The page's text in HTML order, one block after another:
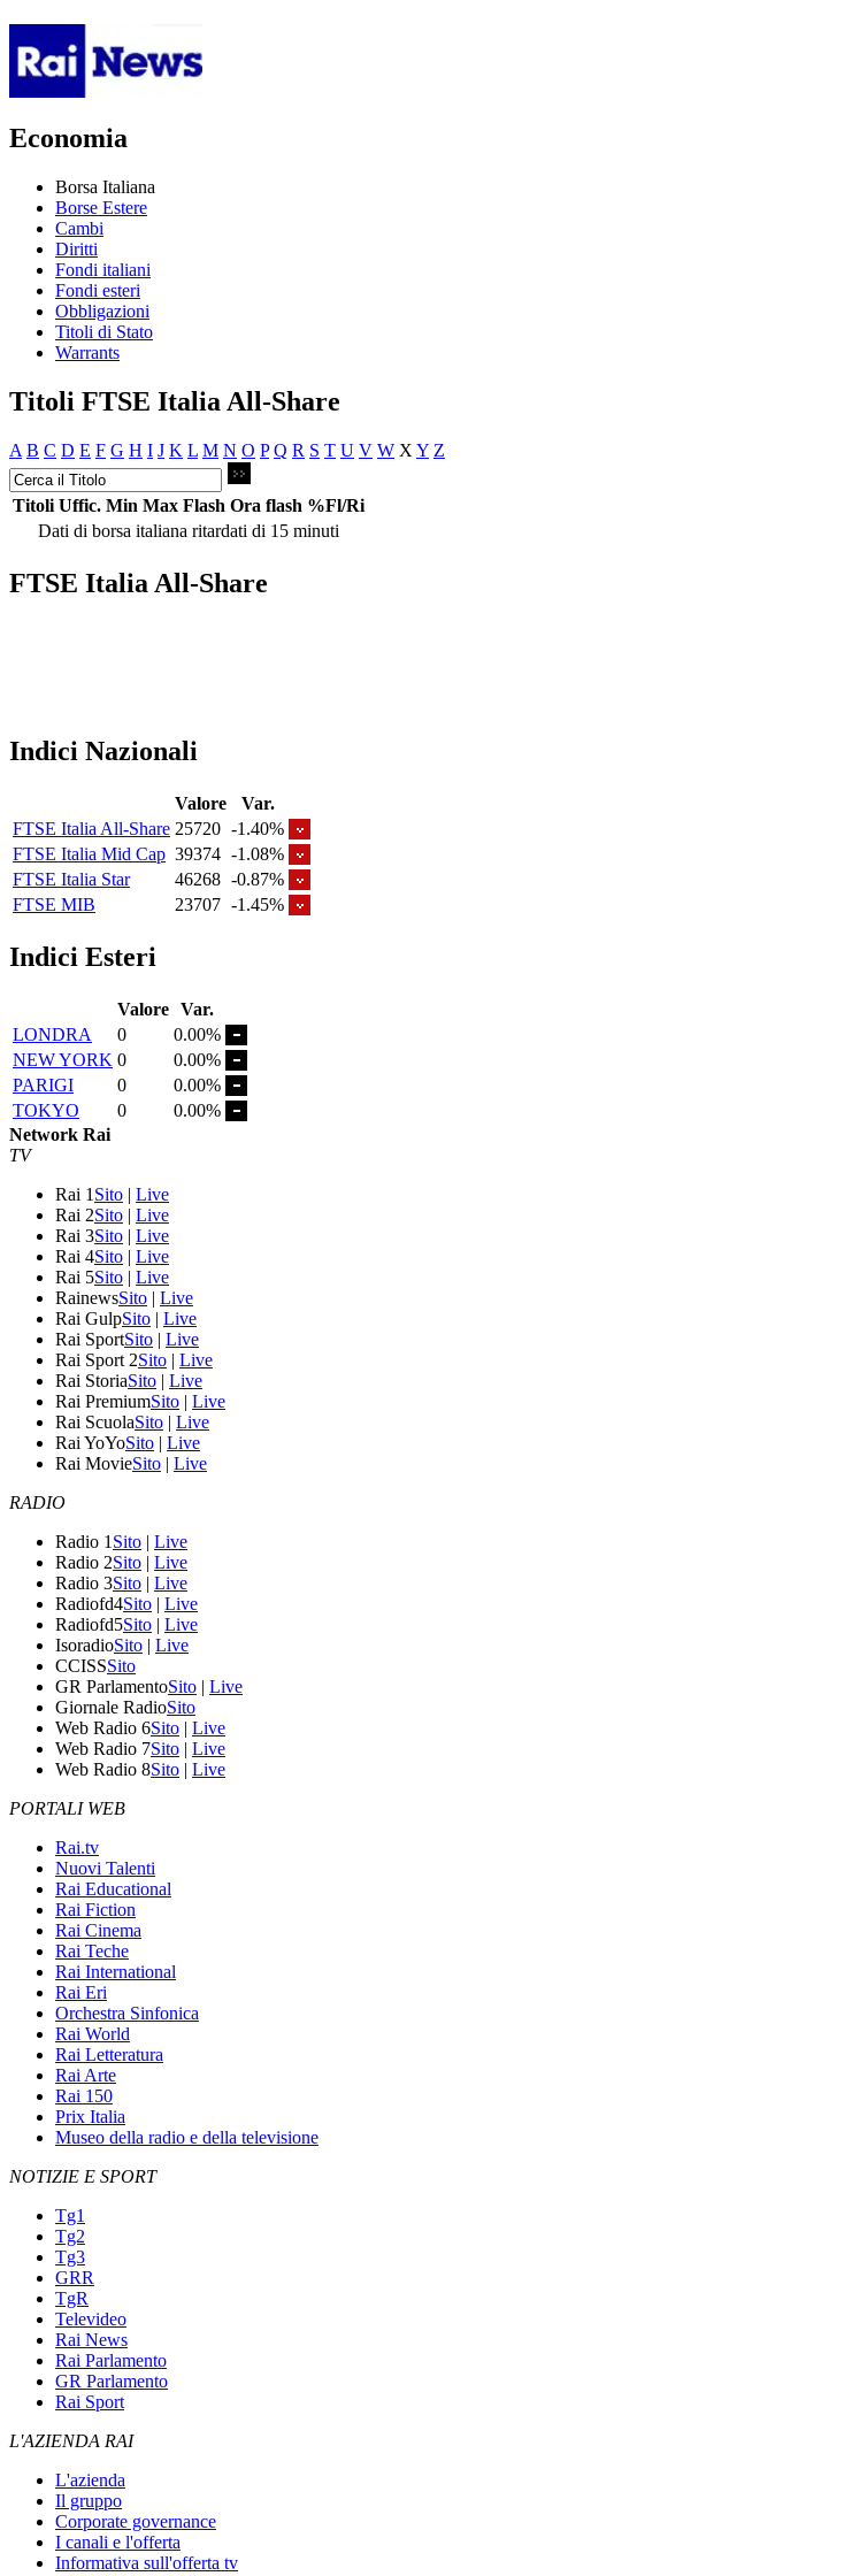
Economia
Borsa Italiana
Borse Estere
Cambi
Diritti
Fondi italiani
Fondi esteri
Obbligazioni
Titoli di Stato
Warrants
Titoli FTSE Italia All-Share
A B C D E F G H I J K L M N O P Q R S T U V W X Y Z
Titoli Uffic. Min Max Flash Ora flash %Fl/Ri
Dati di borsa italiana ritardati di 15 minuti
FTSE Italia All-Share
Indici Nazionali
Valore
Var.
FTSE Italia All-Share 25720 -1.40%
FTSE Italia Mid Cap 39374 -1.08%
FTSE Italia Star
46268 -0.87%
FTSE MIB
23707 -1.45%
Indici Esteri
Valore Var.
LONDRA
0
0.00%
NEW YORK 0
0.00%
PARIGI
0
0.00%
TOKYO
0
0.00%
Network Rai
TV
Rai 1 Sito | Live
Rai 2Sito | Live
Rai 3Sito | Live
Rai 4Sito | Live
Rai 5Sito | Live
RainewsSito | Live
Rai GulpSito | Live
Rai SportSito | Live
Rai Sport 2Sito | Live
Rai StoriaSito | Live
Rai PremiumSito | Live
Rai ScuolaSito | Live
Rai YoYoSito | Live
Rai MovieSito | Live
RADIO
Radio 1 Sito | Live
Radio 2Sito | Live
Radio 3Sito | Live
Radiofd4Sito | Live
Radiofd5Sito | Live
IsoradioSito | Live
CCISSSito
GR ParlamentoSito | Live
Giornale RadioSito
Web Radio 6Sito | Live
Web Radio 7Sito | Live
Web Radio 8Sito | Live
PORTALI WEB
Rai.tv
Nuovi Talenti
Rai Educational
Rai Fiction
Rai Cinema
Rai Teche
Rai International
Rai Eri
Orchestra Sinfonica
Rai World
Rai Letteratura
Rai Arte
Rai 150
Prix Italia
Museo della radio e della televisione
NOTIZIE E SPORT
Tg1
Tg2
Tg3
GRR
TgR
Televideo
Rai News
Rai Parlamento
GR Parlamento
Rai Sport
L'AZIENDA RAI
L'azienda
Il gruppo
Corporate governance
I canali e l'offerta
Informativa sull'offerta tv